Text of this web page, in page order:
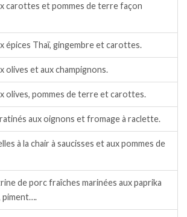
carottes et pommes de terre façon
épices Thaï, gingembre et carottes.
olives et aux champignons.
olives, pommes de terre et carottes.
aux oignons et fromage à raclette.
à la chair à saucisses et aux pommes de
de porc fraîches marinées aux paprika
piment….